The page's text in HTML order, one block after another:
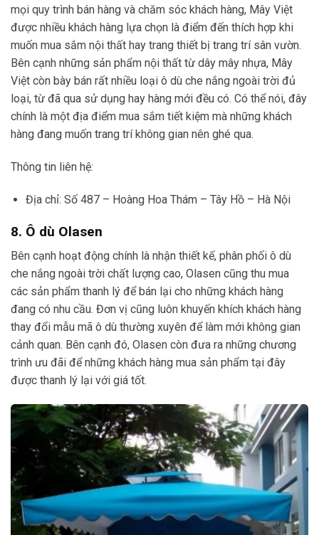
mọi quy trình bán hàng và chăm sóc khách hàng, Mây Việt
được nhiều khách hàng lựa chọn là điểm đến thích hợp khi
muốn mua sắm nội thất hay trang thiết bị trang trí sân vườn.
Bên cạnh những sản phẩm nội thất từ dây mây nhựa, Mây
Việt còn bày bán rất nhiều loại ô dù che nắng ngoài trời đủ
loại, từ đã qua sử dụng hay hàng mới đều có. Có thể nói, đây
chính là một địa điểm mua sắm tiết kiệm mà những khách
hàng đang muốn trang trí không gian nên ghé qua.
Thông tin liên hệ:
Địa chỉ: Số 487 – Hoàng Hoa Thám – Tây Hồ – Hà Nội
8. Ô dù Olasen
Bên cạnh hoạt động chính là nhận thiết kế, phân phối ô dù
che nắng ngoài trời chất lượng cao, Olasen cũng thu mua
các sản phẩm thanh lý để bán lại cho những khách hàng
đang có nhu cầu. Đơn vị cũng luôn khuyến khích khách hàng
thay đổi mẫu mã ô dù thường xuyên để làm mới không gian
cảnh quan. Bên cạnh đó, Olasen còn đưa ra những chương
trình ưu đãi để những khách hàng mua sản phẩm tại đây
được thanh lý lại với giá tốt.